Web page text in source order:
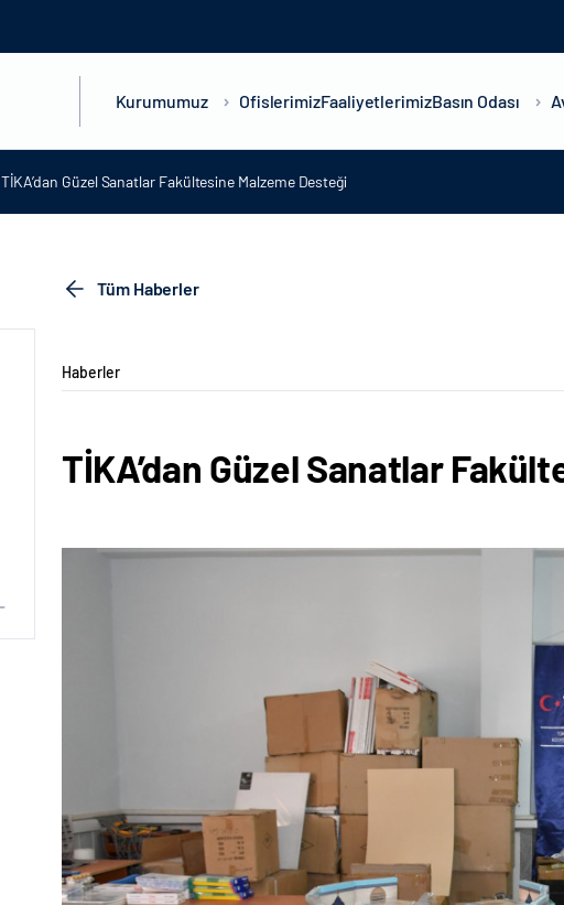
Kurumumuz OfislerimizFaaliyetlerimizBasın Odası
TİKA’dan Güzel Sanatlar Fakültesine Malzeme Desteği
Tüm Haberler
Haberler
TİKA’dan Güzel Sanatlar